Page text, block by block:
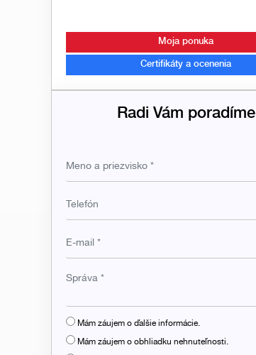
Moja ponuka
Certifikáty a ocenenia
Radi Vám poradíme
Mám záujem o ďalšie informácie.
Mám záujem o obhliadku nehnuteľnosti.